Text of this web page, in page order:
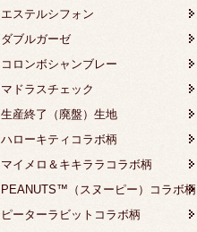
エステルシフォン
ダブルガーゼ
コロンボシャンブレー
マドラスチェック
生産終了（廃盤）生地
ハローキティコラボ柄
マイメロ＆キキララコラボ柄
PEANUTS™（スヌーピー）コラボ柄
ピーターラビットコラボ柄